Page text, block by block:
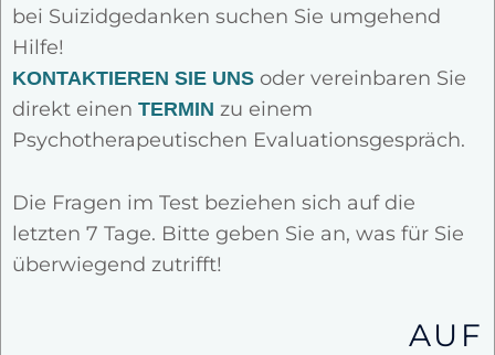
bei Suizidgedanken suchen Sie umgehend
Hilfe!
KONTAKTIEREN SIE UNS oder vereinbaren Sie
direkt einen TERMIN zu einem
Psychotherapeutischen Evaluationsgespräch.
Die Fragen im Test beziehen sich auf die
letzten 7 Tage. Bitte geben Sie an, was für Sie
überwiegend zutrifft!
AUF